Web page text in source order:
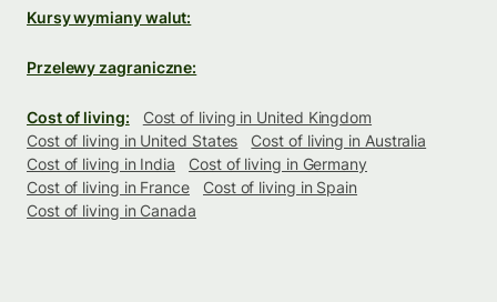
Kursy wymiany walut:
Przelewy zagraniczne:
Cost of living:
Cost of living in United Kingdom
Cost of living in United States
Cost of living in Australia
Cost of living in India
Cost of living in Germany
Cost of living in France
Cost of living in Spain
Cost of living in Canada